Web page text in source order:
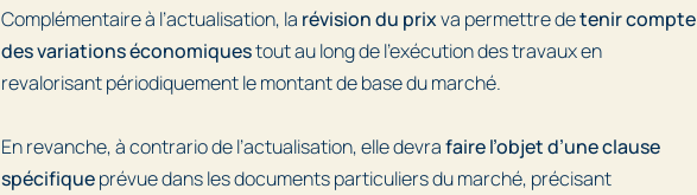
Complémentaire à l’actualisation, la révision du prixva permettre detenir compte
des variations économiquestout au long de l’exécution des travaux en
revalorisant périodiquement le montant de base du marché.
En revanche, à contrario de l’actualisation, elle devrafaire l’objet d’une clause
spécifiqueprévue dans les documents particuliers du marché, précisant